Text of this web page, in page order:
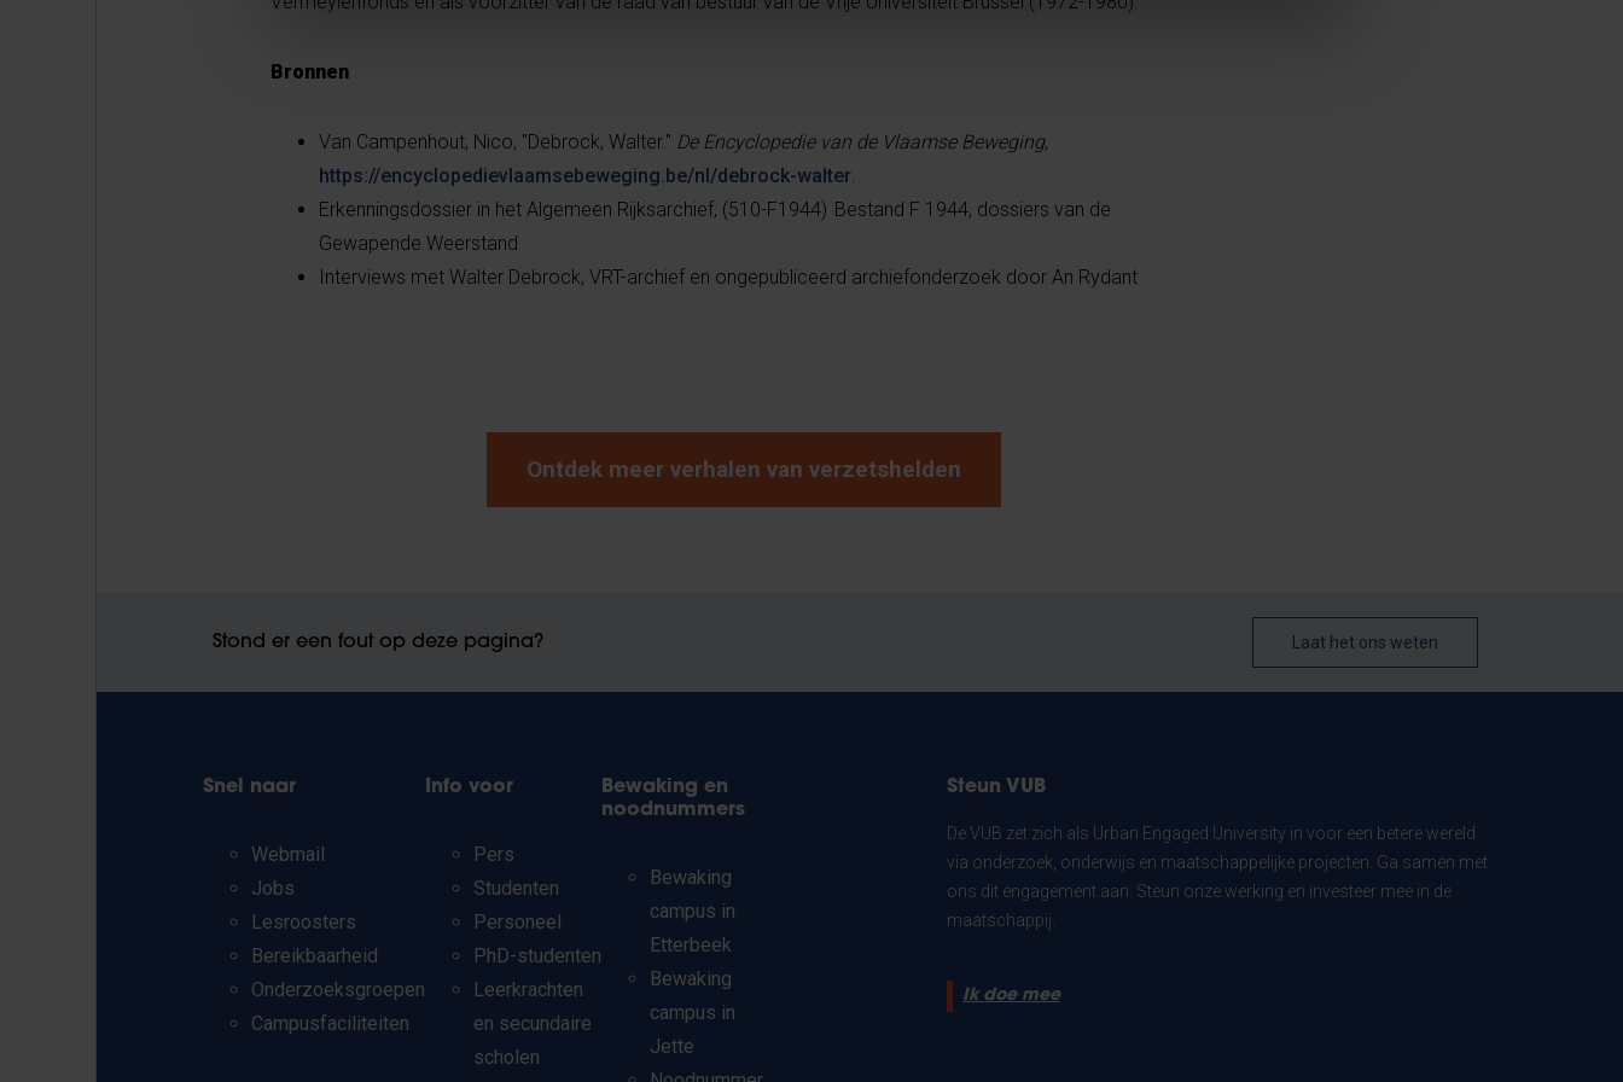
Bronnen
Van Campenhout, Nico, "Debrock, Walter." De Encyclopedie van de Vlaamse Beweging,
https://encyclopedievlaamsebeweging.be/nl/debrock-walter.
Erkenningsdossier in het Algemeen Rijksarchief, (510-F1944) Bestand F 1944, dossiers van de
Gewapende Weerstand
Interviews met Walter Debrock, VRT-archief en ongepubliceerd archiefonderzoek door An Rydant
Ontdek meer verhalen van verzetshelden
Stond er een fout op deze pagina? Laat het ons weten
Snel naar
Webmail
Jobs
Lesroosters
Bereikbaarheid
Onderzoeksgroepen
Campusfaciliteiten
Info voor
Pers
Studenten
Personeel
PhD-studenten
Leerkrachten
en secundaire
scholen
Bewaking en
noodnummers
Bewaking
campus in
Etterbeek
Bewaking
campus in
Jette
Steun VUB
De VUB zet zich als Urban Engaged University in voor een betere wereld
via onderzoek, onderwijs en maatschappelijke projecten. Ga samen met
ons dit engagement aan. Steun onze werking en investeer mee in de
maatschappij.
Ik doe mee